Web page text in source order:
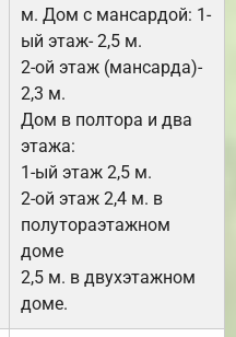
м. Дом с мансардой: 1-
ый этаж- 2,5 м.
2-ой этаж (мансарда)-
2,3 м.
Дом в полтора и два
этажа:
1-ый этаж 2,5 м.
2-ой этаж 2,4 м. в
полутораэтажном
доме
2,5 м. в двухэтажном
доме.